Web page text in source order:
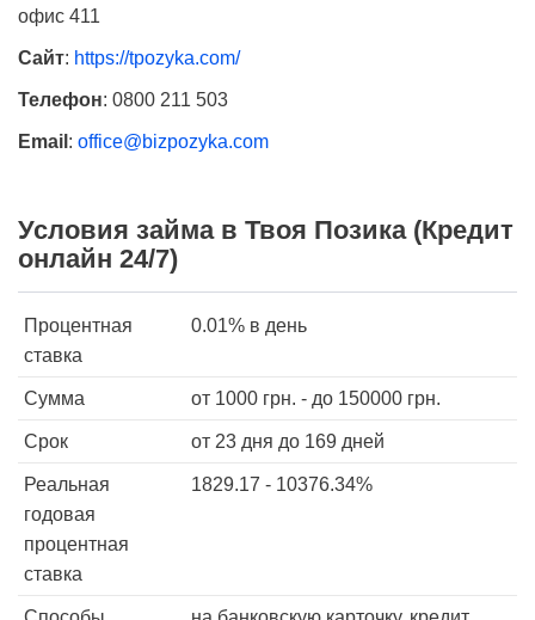
офис 411
Сайт: https://tpozyka.com/
Телефон: 0800 211 503
Email : office@bizpozyka.com
Условия займа в Твоя Позика (Кредит
онлайн 24/7)
Процентная
ставка
0.01% в день
Сумма от 1000 грн. - до 150000 грн.
Срок от 23 дня до 169 дней
Реальная
годовая
процентная
ставка
1829.17 - 10376.34%